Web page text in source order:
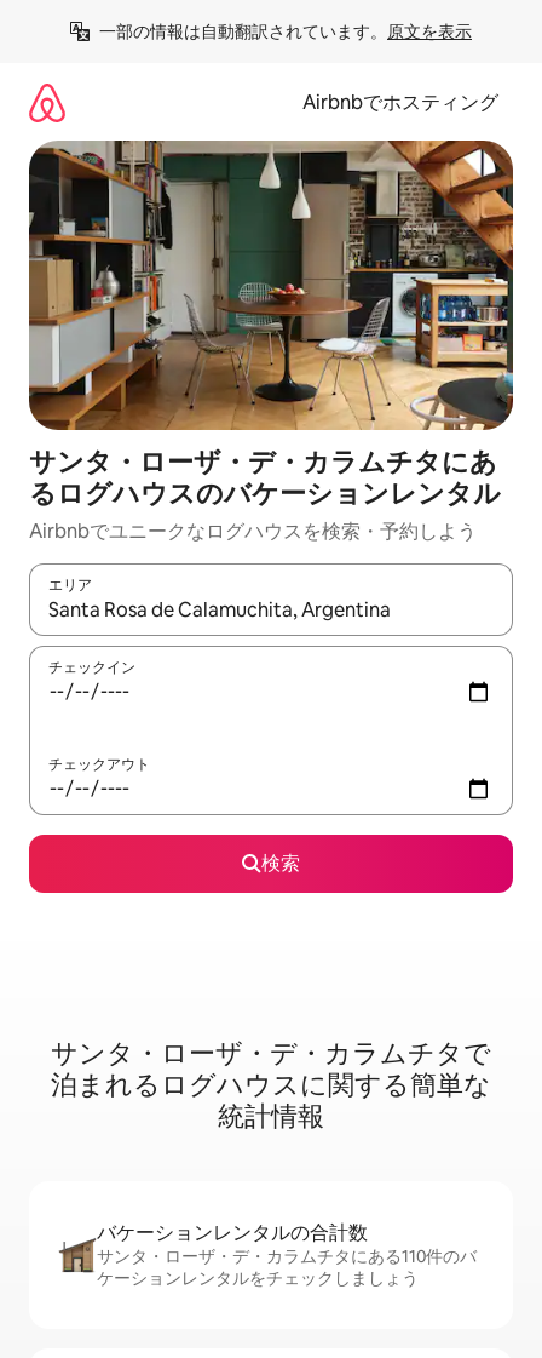
一部の情報は自動翻訳されています。 原文を表示
Airbnbでホスティング
サンタ・ローザ・デ・カラムチタにあ
るログハウスのバケーションレンタル
Airbnbでユニークなログハウスを検索・予約しよう
エリア
検索結果が表示されたら、上下の矢印キーを使って移動するか
チェックイン
チェックアウト
検索
サンタ・ローザ・デ・カラムチタで
泊⁠ま⁠れ⁠るロ⁠グ⁠ハ⁠ウ⁠ス⁠に関⁠す⁠る簡⁠単⁠な
統⁠計⁠情⁠報
バケーションレ⁠ン⁠タ⁠ル⁠の合⁠計⁠数
サンタ・ローザ・デ・カラムチタにある110件のバ
ケーションレンタルをチェックしましょう